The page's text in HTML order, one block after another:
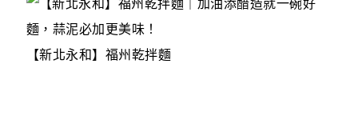
【新北永和】福州乾拌麵